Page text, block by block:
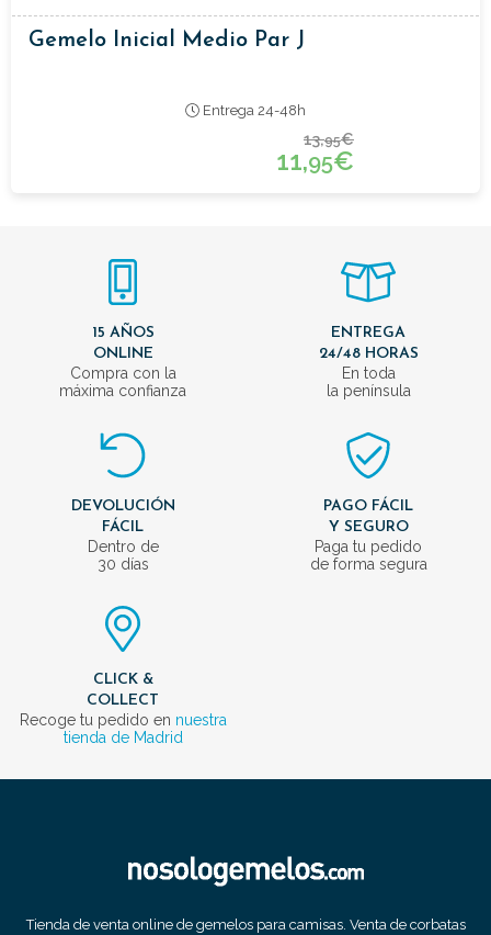
Gemelo Inicial Medio Par J
Entrega 24-48h
13,95€
11,95€
15 AÑOS
ONLINE
Compra con la
máxima confianza
ENTREGA
24/48 HORAS
En toda
la península
DEVOLUCIÓN
FÁCIL
Dentro de
30 días
PAGO FÁCIL
Y SEGURO
Paga tu pedido
de forma segura
CLICK &
COLLECT
Recoge tu pedido en nuestra
tienda de Madrid
Tienda de venta online de gemelos para camisas. Venta de corbatas